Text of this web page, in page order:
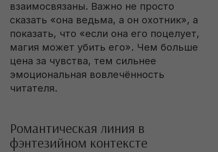
взаимосвязаны. Важно не просто
сказать «она ведьма, а он охотник», а
показать, что «если она его поцелует,
магия может убить его». Чем больше
цена за чувства, тем сильнее
эмоциональная вовлечённость
читателя.
Романтическая линия в
фэнтезийном контексте